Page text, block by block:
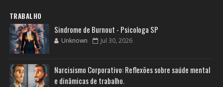
TRABALHO
Sindrome de Burnout - Psicologa SP
Unknown Jul 30, 2026
Narcisismo Corporativo: Reflexões sobre saúde mental
e dinâmicas de trabalho.